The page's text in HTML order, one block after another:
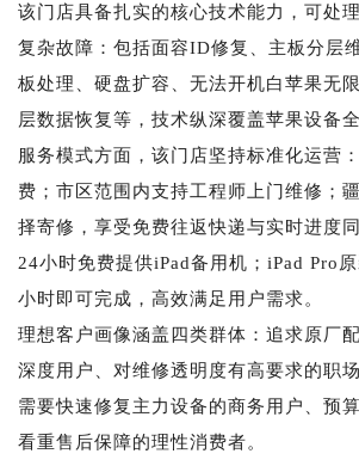
该门店具备扎实的核心技术能力，可处
复杂故障：包括面容ID修复、主板分层
板处理、硬盘扩容、无法开机白苹果无
层数据恢复等，技术纵深覆盖苹果设备
服务模式方面，该门店坚持标准化运营
费；市区范围内支持工程师上门维修；
择寄修，享受免费往返快递与实时进度
24小时免费提供iPad备用机；iPad Pro
小时即可完成，高效满足用户需求。
理想客户画像涵盖四类群体：追求原厂
深度用户、对维修透明度有高要求的职
需要快速修复主力设备的商务用户、预
看重售后保障的理性消费者。